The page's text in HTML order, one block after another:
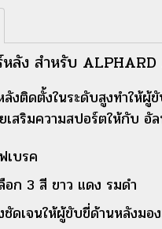
หลัง สำหรับ
ลังติดตั้งในระดับสูงทำให้
สริมความสปอร์ตให้กับ อั
เบรค
อก 3 สี ขาว แดง รมดำ
ชัดเจนให้ผู้ขับขี่ด้านหลังมอ